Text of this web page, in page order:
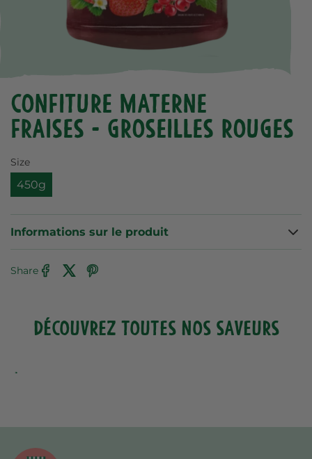
Confiture Materne
Fraises - Groseilles Rouges
Size
450g
Informations sur le produit
Share
DÉCOUVREZ TOUTES NOS SAVEURS